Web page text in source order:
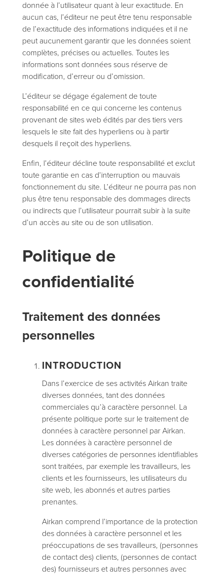
donnée à l’utilisateur quant à leur exactitude. En
aucun cas, l’éditeur ne peut être tenu responsable
de l’exactitude des informations indiquées et il ne
peut aucunement garantir que les données soient
complètes, précises ou actuelles. Toutes les
informations sont données sous réserve de
modification, d’erreur ou d’omission.
L’éditeur se dégage également de toute
responsabilité en ce qui concerne les contenus
provenant de sites web édités par des tiers vers
lesquels le site fait des hyperliens ou à partir
desquels il reçoit des hyperliens.
Enfin, l’éditeur décline toute responsabilité et exclut
toute garantie en cas d’interruption ou mauvais
fonctionnement du site. L’éditeur ne pourra pas non
plus être tenu responsable des dommages directs
ou indirects que l’utilisateur pourrait subir à la suite
d’un accès au site ou de son utilisation.
Politique de
confidentialité
Traitement des données
personnelles
INTRODUCTION
Dans l’exercice de ses activités Airkan traite
diverses données, tant des données
commerciales qu’à caractère personnel. La
présente politique porte sur le traitement de
données à caractère personnel par Airkan.
Les données à caractère personnel de
diverses catégories de personnes identifiables
sont traitées, par exemple les travailleurs, les
clients et les fournisseurs, les utilisateurs du
site web, les abonnés et autres parties
prenantes.
Airkan comprend l’importance de la protection
des données à caractère personnel et les
préoccupations de ses travailleurs, (personnes
de contact des) clients, (personnes de contact
des) fournisseurs et autres personnes avec